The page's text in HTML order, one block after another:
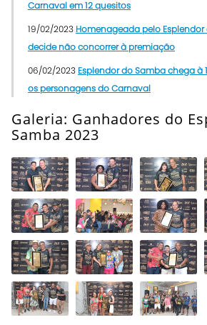
Carnaval em 12 quesitos
19/02/2023 Homenageada pelo Esplendor
decide não concorrer à premiação
06/02/2023 Esplendor do Samba chega à
os personagens do Carnaval
Galeria: Ganhadores do
Samba 2023